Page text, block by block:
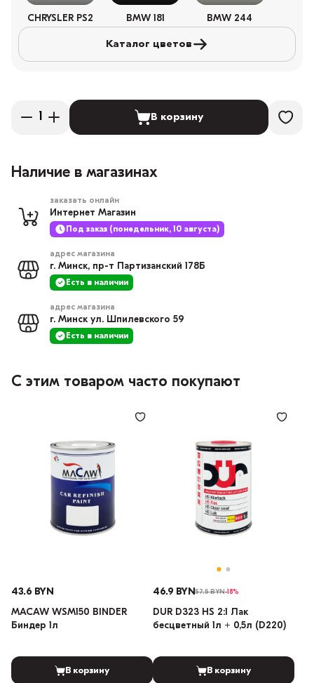
CHRYSLER PS2 BMW 181 BMW 244
Каталог цветов
В корзину
Наличие в магазинах
заказать онлайн
Интернет Магазин
Под заказ (понедельник, 10 августа)
адрес магазина
г. Минск, пр-т Партизанский 178Б
Есть в наличии
адрес магазина
г. Минск ул. Шпилевского 59
Есть в наличии
С этим товаром часто покупают
43.6 BYN
MACAW WSM150 BINDER
Биндер 1л
В корзину
46.9 BYN57.5 BYN-18%
DUR D323 HS 2:1 Лак
бесцветный 1л + 0,5л (D220)
В корзину